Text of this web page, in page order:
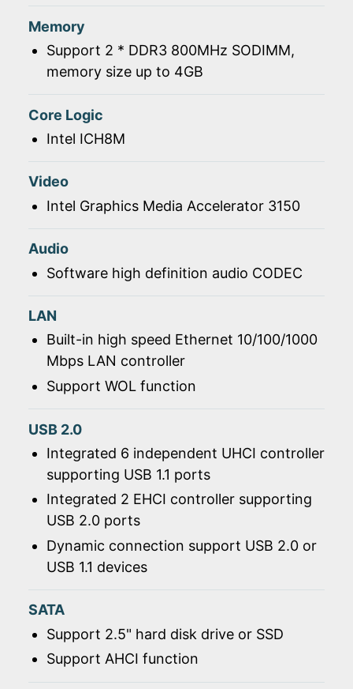
Memory
Support 2 * DDR3 800MHz SODIMM,
memory size up to 4GB
Core Logic
Intel ICH8M
Video
Intel Graphics Media Accelerator 3150
Audio
Software high definition audio CODEC
LAN
Built-in high speed Ethernet 10/100/1000
Mbps LAN controller
Support WOL function
USB 2.0
Integrated 6 independent UHCI controller
supporting USB 1.1 ports
Integrated 2 EHCI controller supporting
USB 2.0 ports
Dynamic connection support USB 2.0 or
USB 1.1 devices
SATA
Support 2.5" hard disk drive or SSD
Support AHCI function